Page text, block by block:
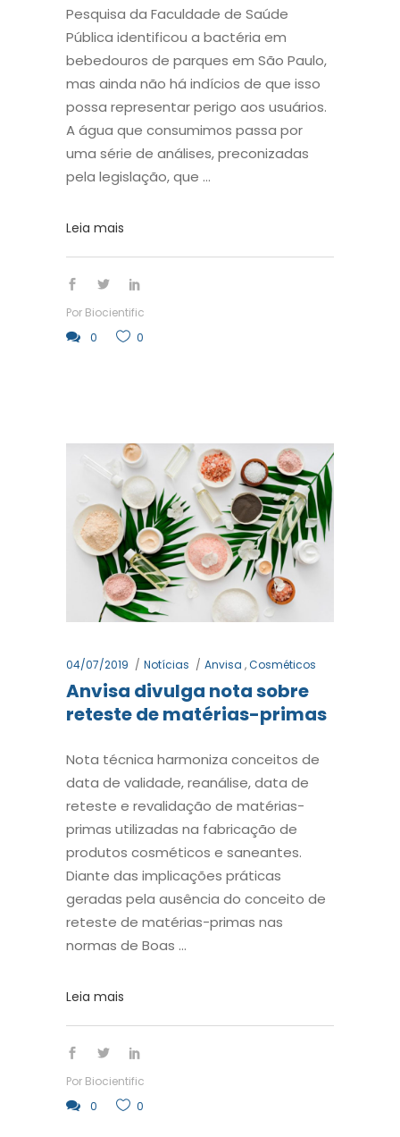
Pesquisa da Faculdade de Saúde
Pública identificou a bactéria em
bebedouros de parques em São Paulo,
mas ainda não há indícios de que isso
possa representar perigo aos usuários.
A água que consumimos passa por
uma série de análises, preconizadas
pela legislação, que
Leia mais
Por Biocientific
0
0
04/07/2019 Notícias Anvisa ,Cosméticos
Anvisa divulga nota sobre
reteste de matérias-primas
Nota técnica harmoniza conceitos de
data de validade, reanálise, data de
reteste e revalidação de matérias-
primas utilizadas na fabricação de
produtos cosméticos e saneantes.
Diante das implicações práticas
geradas pela ausência do conceito de
reteste de matérias-primas nas
normas de Boas
Leia mais
Por Biocientific
0
0